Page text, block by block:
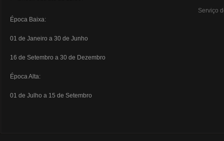
Época Baixa:
01 de Janeiro a 30 de Junho
16 de Setembro a 30 de Dezembro
Época Alta:
01 de Julho a 15 de Setembro
Serviço